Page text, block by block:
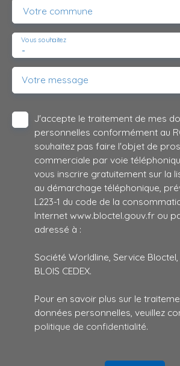
Votre commune
-
Vous souhaitez
Votre message
J'accepte le traitement de mes
personnelles conformément au
souhaitez pas faire l'objet de
commerciale par voie
vous inscrire gratuitement sur la
au démarchage téléphonique,
L223-1 du code de la
Internet www.bloctel.gouv.fr ou
adressé à :
Société Worldline, Service Bloctel,
BLOIS CEDEX.
Pour en savoir plus sur le
données personnelles, veuillez
politique de confidentialité.